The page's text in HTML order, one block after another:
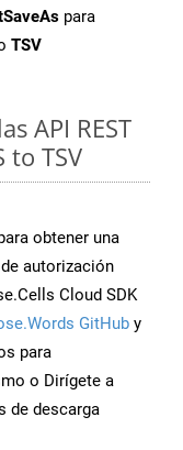
para
TSV
API REST
to TSV
obtener una
autorización
Cloud SDK
GitHub y
para
o Dirígete a
de descarga